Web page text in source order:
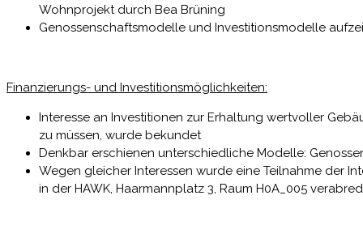
Wohnprojekt durch Bea Brüning
Genossenschaftsmodelle und Investitionsmodelle
Finanzierungs- und Investitionsmöglichkeiten:
Interesse an Investitionen zur Erhaltung wertvoller
zu müssen, wurde bekundet
Denkbar erschienen unterschiedliche Modelle:
Wegen gleicher Interessen wurde eine Teilnahme der
in der HAWK, Haarmannplatz 3, Raum H0A_005